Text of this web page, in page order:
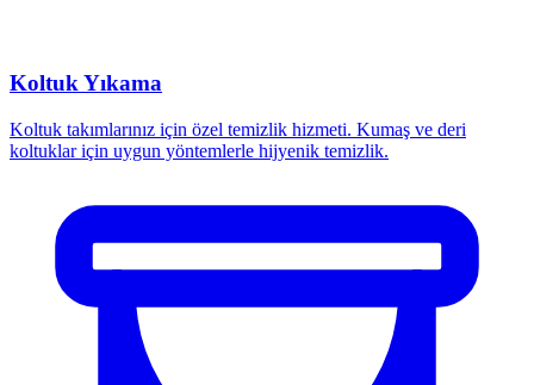
Koltuk Yıkama
Koltuk takımlarınız için özel temizlik hizmeti. Kumaş ve deri
koltuklar için uygun yöntemlerle hijyenik temizlik.